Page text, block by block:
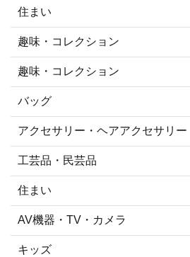
住まい
趣味・コレクション
趣味・コレクション
バッグ
アクセサリー・ヘアアクセサリー
工芸品・民芸品
住まい
AV機器・TV・カメラ
キッズ